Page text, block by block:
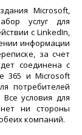
Microsoft,
услуг для
с LinkedIn,
информации
за счет
соединена с
365 и Microsoft
потребителей
условия для
ни стороны
компаний.